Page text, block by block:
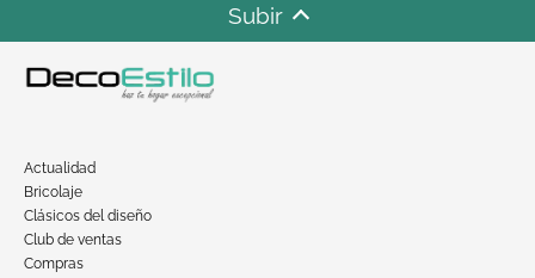
Subir
Actualidad
Bricolaje
Clásicos del diseño
Club de ventas
Compras